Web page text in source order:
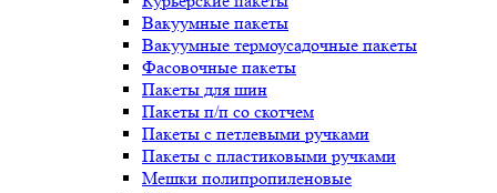
Вакуумные пакеты
Вакуумные термоусадочные пакеты
Фасовочные пакеты
Пакеты для шин
Пакеты п/п со скотчем
Пакеты с петлевыми ручками
Пакеты с пластиковыми ручками
Мешки полипропиленовые